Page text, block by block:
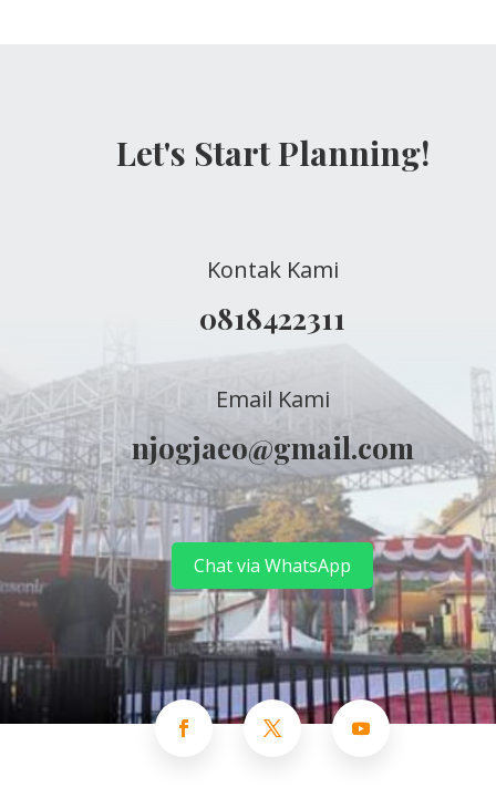
Let's Start Planning!
Kontak Kami
0818422311
Email Kami
njogjaeo@gmail.com
Chat via WhatsApp